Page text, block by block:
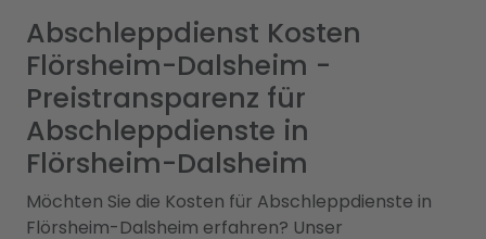
Abschleppdienst Kosten
Flörsheim-Dalsheim -
Preistransparenz für
Abschleppdienste in
Flörsheim-Dalsheim
Möchten Sie die Kosten für Abschleppdienste in
Flörsheim-Dalsheim erfahren? Unser